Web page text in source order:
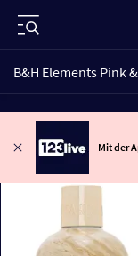
B&H Elements Pink
Mit der